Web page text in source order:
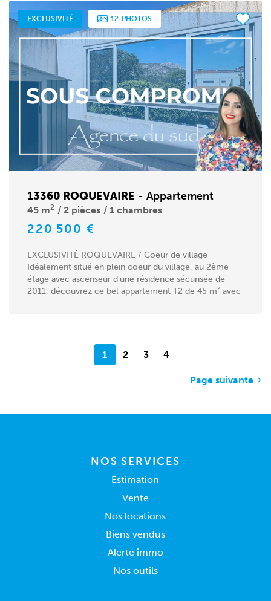
EXCLUSIVITÉ 12 PHOTOS
13360 ROQUEVAIRE - Appartement
45 m2 2 pièces 1 chambres
220 500 €
EXCLUSIVITÉ ROQUEVAIRE / Coeur de village
Idéalement situé en plein coeur du village, au 2ème
étage avec ascenseur d'une résidence sécurisée de
2011, découvrez ce bel appartement T2 de 45 m² avec
1 2 3 4
Page suivante
NOS SERVICES
Estimation
Vente
Nos locations
Biens vendus
Alerte immo
Nos outils